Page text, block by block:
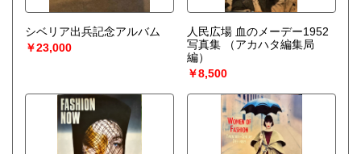
シベリア出兵記念アルバム
￥23,000
人民広場 血のメーデー1952
写真集
（アカハタ編集局
編）
￥8,500